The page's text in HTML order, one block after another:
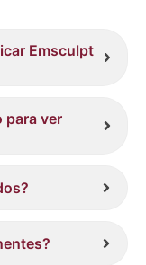
Emsculpt
para ver